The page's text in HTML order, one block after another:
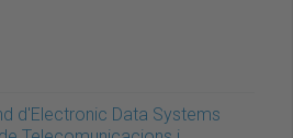
d'Electronic Data Systems